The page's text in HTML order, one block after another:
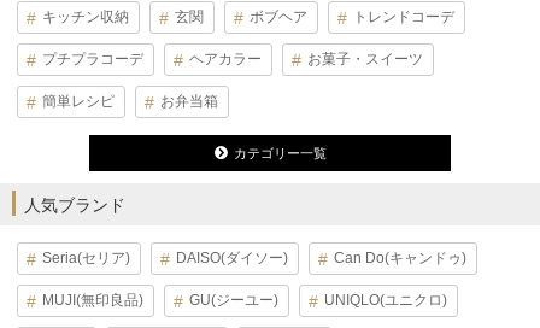
キッチン収納 玄関 ボブヘア トレンドコーデ
プチプラコーデ ヘアカラー お菓子・スイーツ
簡単レシピ お弁当箱
カテゴリー一覧
人気ブランド
Seria(セリア) DAISO(ダイソー) Can Do(キャンドゥ)
MUJI(無印良品) GU(ジーユー) UNIQLO(ユニクロ)